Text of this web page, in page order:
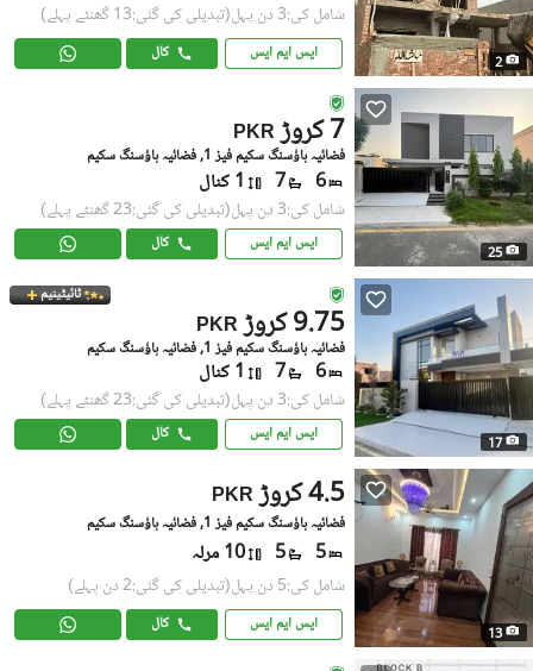
2
شامل کی:3 دن پہل (تبدیلی کی گئی:13 گھنٹے پہلے)
ایس ایم ایس کال
25
PKR 7 کروڑ
فضائیہ ہاؤسنگ سکیم فیز 1, فضائیہ ہاؤسنگ سکیم
6
7 1 کنال
شامل کی:3 دن پہل (تبدیلی کی گئی:23 گھنٹے پہلے)
ایس ایم ایس کال
17
ٹائیٹینیم
PKR 9.75 کروڑ
فضائیہ ہاؤسنگ سکیم فیز 1, فضائیہ ہاؤسنگ سکیم
6
7 1 کنال
شامل کی:3 دن پہل (تبدیلی کی گئی:23 گھنٹے پہلے)
ایس ایم ایس کال
13
PKR 4.5 کروڑ
فضائیہ ہاؤسنگ سکیم فیز 1, فضائیہ ہاؤسنگ سکیم
5
5 10 مرلہ
شامل کی:5 دن پہل (تبدیلی کی گئی:2 دن پہلے)
ایس ایم ایس کال